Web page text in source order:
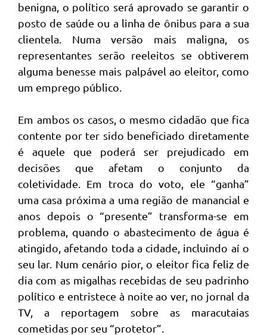
benigna, o político será aprovado se garantir o
posto de saúde ou a linha de ônibus para a sua
clientela. Numa versão mais maligna, os
representantes serão reeleitos se obtiverem
alguma benesse mais palpável ao eleitor, como
um emprego público.
Em ambos os casos, o mesmo cidadão que fica
contente por ter sido beneficiado diretamente
é aquele que poderá ser prejudicado em
decisões que afetam o conjunto da
coletividade. Em troca do voto, ele “ganha”
uma casa próxima a uma região de manancial e
anos depois o “presente” transforma-se em
problema, quando o abastecimento de água é
atingido, afetando toda a cidade, incluindo aí o
seu lar. Num cenário pior, o eleitor fica feliz de
dia com as migalhas recebidas de seu padrinho
político e entristece à noite ao ver, no jornal da
TV, a reportagem sobre as maracutaias
cometidas por seu “protetor”.